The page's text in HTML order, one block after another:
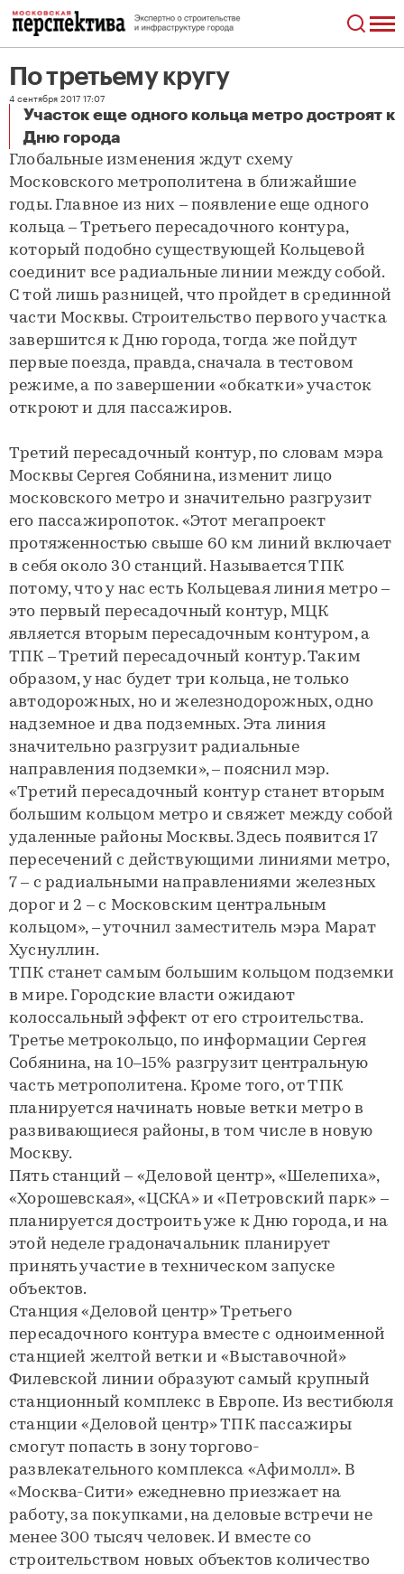
По третьему кругу
4 сентября 2017 17:07
Участок еще одного кольца метро достроят к
Дню города
По третьему кругу
Глобальные изменения ждут схему
Московского метрополитена в ближайшие
годы. Главное из них – появление еще одного
кольца – Третьего пересадочного контура,
который подобно существующей Кольцевой
соединит все радиальные линии между собой.
С той лишь разницей, что пройдет в срединной
части Москвы. Строительство первого участка
завершится к Дню города, тогда же пойдут
первые поезда, правда, сначала в тестовом
режиме, а по завершении «обкатки» участок
откроют и для пассажиров.
Третий пересадочный контур, по словам мэра
Москвы Сергея Собянина, изменит лицо
московского метро и значительно разгрузит
его пассажиропоток. «Этот мегапроект
протяженностью свыше 60 км линий включает
в себя около 30 станций. Называется ТПК
потому, что у нас есть Кольцевая линия метро –
это первый пересадочный контур, МЦК
является вторым пересадочным контуром, а
ТПК – Третий пересадочный контур. Таким
образом, у нас будет три кольца, не только
автодорожных, но и железнодорожных, одно
надземное и два подземных. Эта линия
значительно разгрузит радиальные
направления подземки», – пояснил мэр.
«Третий пересадочный контур станет вторым
большим кольцом метро и свяжет между собой
удаленные районы Москвы. Здесь появится 17
пересечений с действующими линиями метро,
7 – с радиальными направлениями железных
дорог и 2 – с Московским центральным
кольцом», – уточнил заместитель мэра Марат
Хуснуллин.
ТПК станет самым большим кольцом подземки
в мире. Городские власти ожидают
колоссальный эффект от его строительства.
Третье метрокольцо, по информации Сергея
Собянина, на 10–15% разгрузит центральную
часть метрополитена. Кроме того, от ТПК
планируется начинать новые ветки метро в
развивающиеся районы, в том числе в новую
Москву.
Пять станций – «Деловой центр», «Шелепиха»,
«Хорошевская», «ЦСКА» и «Петровский парк» –
планируется достроить уже к Дню города, и на
этой неделе градоначальник планирует
принять участие в техническом запуске
объектов.
Станция «Деловой центр» Третьего
пересадочного контура вместе с одноименной
станцией желтой ветки и «Выставочной»
Филевской линии образуют самый крупный
станционный комплекс в Европе. Из вестибюля
станции «Деловой центр» ТПК пассажиры
смогут попасть в зону торгово-
развлекательного комплекса «Афимолл». В
«Москва-Сити» ежедневно приезжает на
работу, за покупками, на деловые встречи не
менее 300 тысяч человек. И вместе со
строительством новых объектов количество